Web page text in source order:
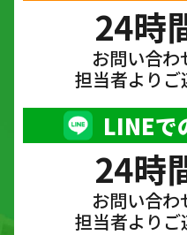
24時
お問い合
担当者よりご
LINEで
24時
お問い合
担当者よりご